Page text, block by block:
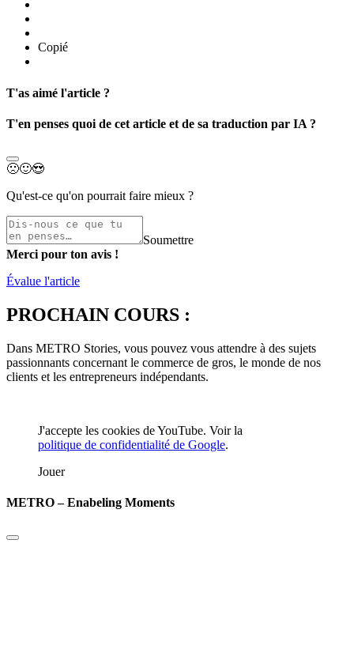
Copié
T'as aimé l'article ?
T'en penses quoi de cet article et de sa traduction par IA ?
🙁🙂😍
Qu'est-ce qu'on pourrait faire mieux ?
Soumettre
Merci pour ton avis !
Évalue l'article
PROCHAIN COURS :
Dans METRO Stories, vous pouvez vous attendre à des sujets
passionnants concernant le commerce de gros, le monde de nos
clients et les entrepreneurs indépendants.
J'accepte les cookies de YouTube. Voir la
politique de confidentialité de Google.
Jouer
METRO – Enabeling Moments